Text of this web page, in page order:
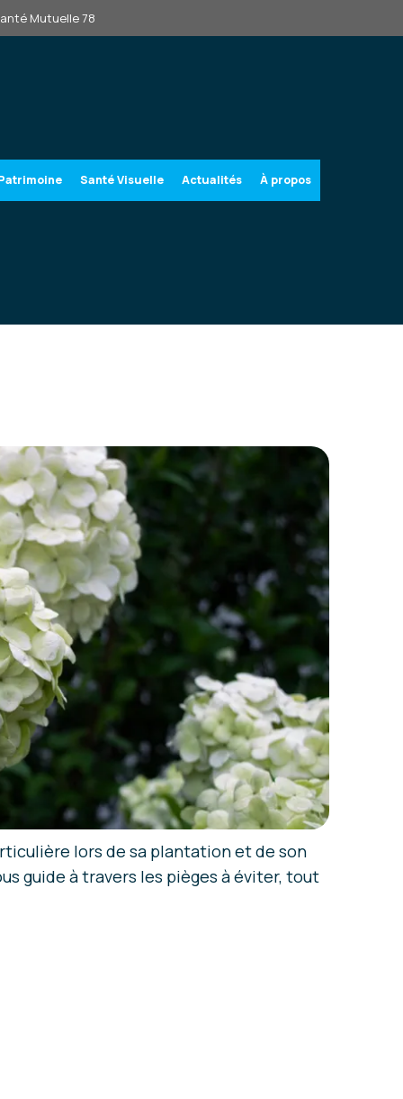
Mutuelle 78
Santé Visuelle Actualités À propos
lors de sa plantation et de son
guide à travers les pièges à éviter, tout